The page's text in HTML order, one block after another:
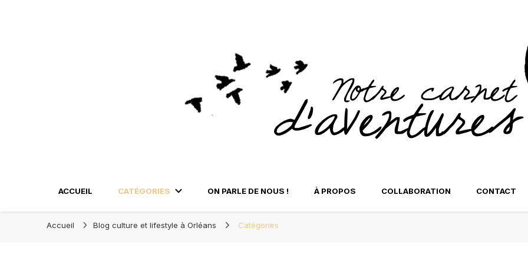
ACCUEIL CATÉGORIES ON PARLE DE NOUS ! À PROPOS COLLABORATION CONTACT
Accueil Βlog culture et lifestyle à Orléans Catégories